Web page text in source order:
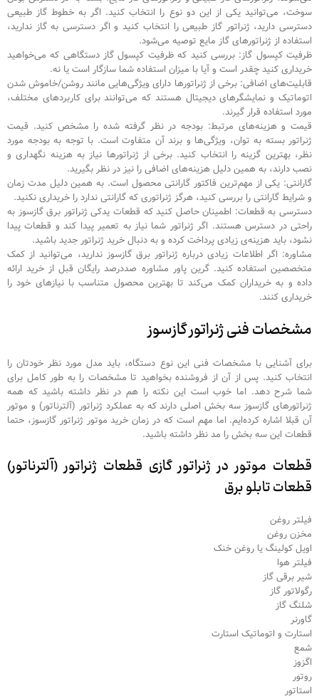
سوخت، می‌توانید یکی از این دو نوع را انتخاب کنید. اگر به خطوط گاز طبیعی
دسترسی دارید، ژنراتور گاز طبیعی را انتخاب کنید و اگر دسترسی به گاز ندارید،
استفاده از ژنراتورهای گاز مایع توصیه می‌شود.
ظرفیت کپسول گاز: بررسی کنید که ظرفیت کپسول گاز دستگاهی که می‌خواهید
خریداری کنید چقدر است و آیا با میزان استفاده شما سازگار است یا نه.
قابلیت‌های اضافی: برخی از ژنراتورها دارای ویژگی‌هایی مانند روشن/خاموش شدن
اتوماتیک و نمایشگرهای دیجیتال هستند که می‌توانند برای کاربردهای مختلف،
مورد استفاده قرار گیرند.
قیمت و هزینه‌های مرتبط: بودجه در نظر گرفته شده را مشخص کنید. قیمت
ژنراتور بسته به توان، ویژگی‌ها و برند آن متفاوت است. با توجه به بودجه مورد
نظر، بهترین گزینه را انتخاب کنید. برخی از ژنراتورها نیاز به هزینه نگهداری و
نصب دارند، به همین دلیل هزینه‌های اضافی را نیز در نظر بگیرید.
گارانتی: یکی از مهم‌ترین فاکتور گارانتی محصول است. به همین دلیل مدت زمان
و شرایط گارانتی را بررسی کنید، هرگز ژنراتوری که گارانتی ندارد را خریداری نکنید.
دسترسی به قطعات: اطمینان حاصل کنید که قطعات یدکی ژنراتور برق گازسوز به
راحتی در دسترس هستند. اگر ژنراتور شما نیاز به تعمیر پیدا کند و قطعات پیدا
نشود، باید هزینه‌ی زیادی پرداخت کرده و به دنبال خرید ژنراتور جدید باشید.
مشاوره: اگر اطلاعات زیادی درباره ژنراتور برق گازسوز ندارید، می‌توانید از کمک
متخصصین استفاده کنید. گرین پاور مشاوره صددرصد رایگان قبل از خرید ارائه
داده و به خریداران کمک می‌کند تا بهترین محصول متناسب با نیازهای خود را
خریداری کنند.
مشخصات فنی ژنراتور گازسوز
برای آشنایی با مشخصات فنی این نوع دستگاه، باید مدل مورد نظر خودتان را
انتخاب کنید. پس از آن از فروشنده بخواهید تا مشخصات را به طور کامل برای
شما شرح دهد. اما خوب است این نکته را هم در نظر داشته باشید که همه
ژنراتورهای گازسوز سه بخش اصلی دارند که به عملکرد ژنراتور (آلترناتور) و موتور
آن قبلا اشاره کرده‌ایم. اما مهم است که در زمان خرید موتور ژنراتور گازسوز، حتما
قطعات این سه بخش را مد نظر داشته باشید.
قطعات موتور در ژنراتور گازی قطعات ژنراتور (آلترناتور)
قطعات تابلو برق
فیلتر روغن
مخزن روغن
اویل کولینگ یا روغن خنک
فیلتر هوا
شیر برقی گاز
رگولاتور گاز
شلنگ گاز
گاورنر
استارت و اتوماتیک استارت
شمع
اگزوز
روتور
استاتور